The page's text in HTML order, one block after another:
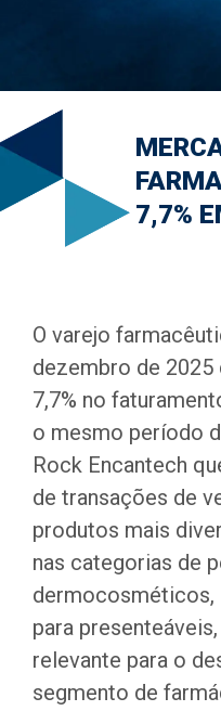
7,7%
O varejo
dezembro de
7,7% no
o mesmo período
Rock Encantech
de transações de
produtos mais
nas categorias de
para
relevante para o
segmento de